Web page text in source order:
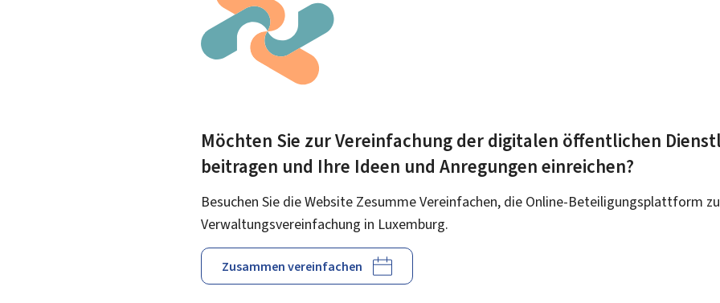
Möchten Sie zur Vereinfachung der digitalen öffentlichen
beitragen und Ihre Ideen und Anregungen einreichen?
Besuchen Sie die Website Zesumme Vereinfachen, die Online-Beteiligungsplattform
Verwaltungsvereinfachung in Luxemburg.
Zusammen vereinfachen